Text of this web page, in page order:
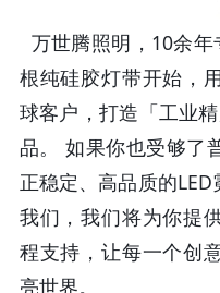
万世腾照明，10余
根纯硅胶灯带开始，
球客户，打造「工业
品。 如果你也受够了
正稳定、高品质的
我们，我们将为你提
程支持，让每一个创
亮世界。